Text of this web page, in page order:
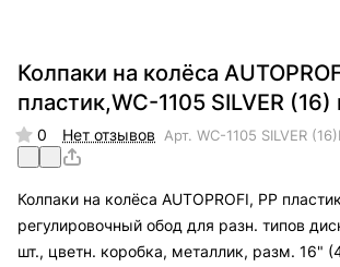
Колпаки на колёса
пластик,WC-1105 SILVER
0 Нет отзывов Арт. WC-1105 SILVER (16)
Колпаки на колёса AUTOPROFI, PP
регулировочный обод для разн. типов
шт., цветн. коробка, металлик, разм. 16"